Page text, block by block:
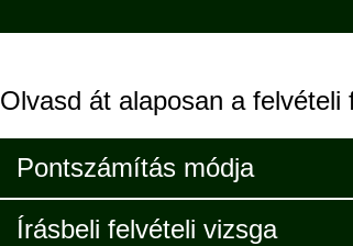
Olvasd át alaposan a
Pontszámítás módja
Írásbeli felvételi vizsga